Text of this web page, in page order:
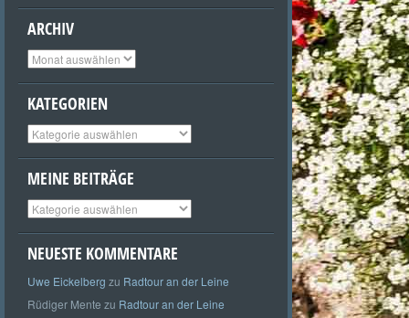
ARCHIV
Archiv
KATEGORIEN
Kategorien
MEINE BEITRÄGE
Meine
Beiträge
NEUESTE KOMMENTARE
Uwe Eickelberg zu Radtour an der Leine
Rüdiger Mente zu Radtour an der Leine